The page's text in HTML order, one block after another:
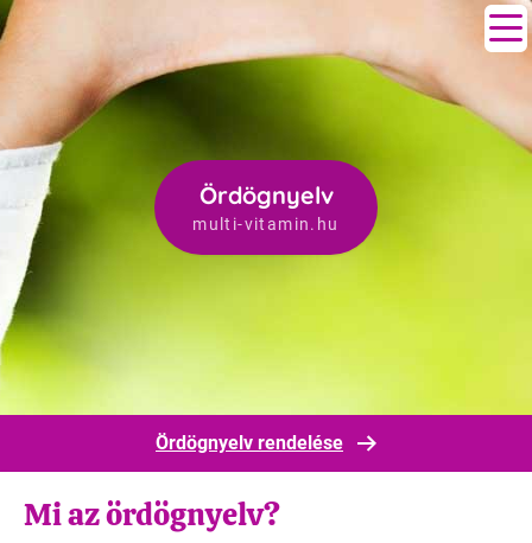
Ördögnyelv
multi-vitamin.hu
Ördögnyelv rendelése
Mi az ördögnyelv?